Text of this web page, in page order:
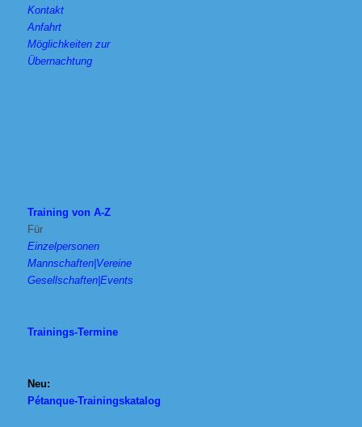
Kontakt
Anfahrt
Möglichkeiten zur
Übernachtung
Training von A-Z
Für
Einzelpersonen
Mannschaften|Vereine
Gesellschaften|Events
Trainings-Termine
Neu:
Pétanque-Trainingskatalog